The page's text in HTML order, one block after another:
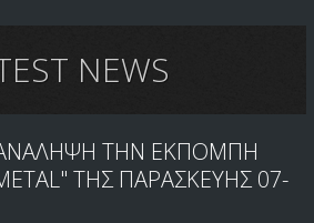
NEWS
ΤΗΝ ΕΚΠΟΜΠΗ
ΤΗΣ ΠΑΡΑΣΚΕΥΗΣ 07-